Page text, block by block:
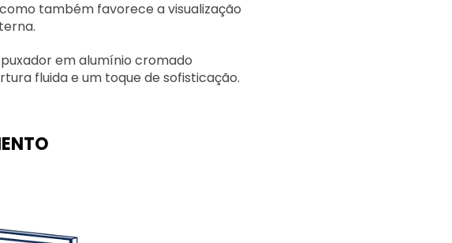
também favorece a visualização
em alumínio cromado
fluida e um toque de sofisticação.